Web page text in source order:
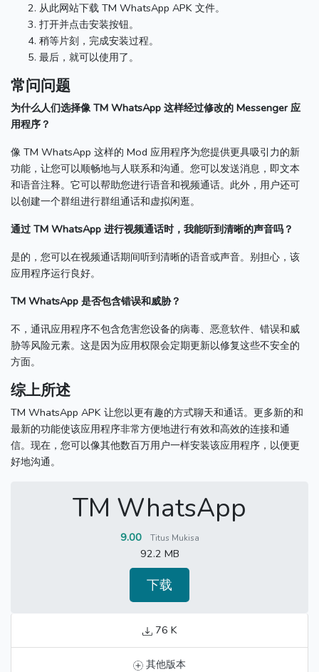
从此网站下载 TM WhatsApp APK 文件。
打开并点击安装按钮。
稍等片刻，完成安装过程。
最后，就可以使用了。
常问问题
为什么人们选择像 TM WhatsApp 这样经过修改的 Messenger 应
用程序？
像 TM WhatsApp 这样的 Mod 应用程序为您提供更具吸引力的新
功能，让您可以顺畅地与人联系和沟通。 您可以发送消息，即文本
和语音注释。 它可以帮助您进行语音和视频通话。 此外，用户还可
以创建一个群组进行群组通话和虚拟闲逛。
通过 TM WhatsApp 进行视频通话时，我能听到清晰的声音吗？
是的，您可以在视频通话期间听到清晰的语音或声音。 别担心，该
应用程序运行良好。
TM WhatsApp 是否包含错误和威胁？
不，通讯应用程序不包含危害您设备的病毒、恶意软件、错误和威
胁等风险元素。 这是因为应用权限会定期更新以修复这些不安全的
方面。
综上所述
TM WhatsApp APK 让您以更有趣的方式聊天和通话。 更多新的和
最新的功能使该应用程序非常方便地进行有效和高效的连接和通
信。 现在，您可以像其他数百万用户一样安装该应用程序，以便更
好地沟通。
TM WhatsApp
9.00 Titus Mukisa
92.2 MB
下载
76 K
其他版本